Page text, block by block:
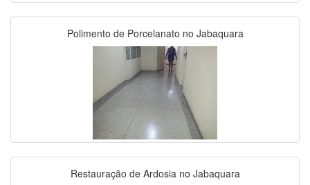
Polimento de Porcelanato no Jabaquara
Restauração de Ardosia no Jabaquara